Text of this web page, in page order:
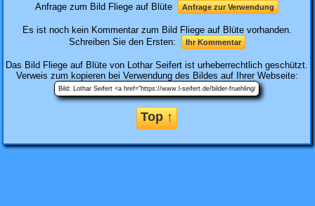
Anfrage zum Bild Fliege auf Blüte
Anfrage zur Verwendung
Es ist noch kein Kommentar zum Bild Fliege auf Blüte vorhanden.
Schreiben Sie den Ersten:
Ihr Kommentar
Das Bild Fliege auf Blüte von Lothar Seifert ist urheberrechtlich geschützt.
Verweis zum kopieren bei Verwendung des Bildes auf Ihrer Webseite:
Top ↑